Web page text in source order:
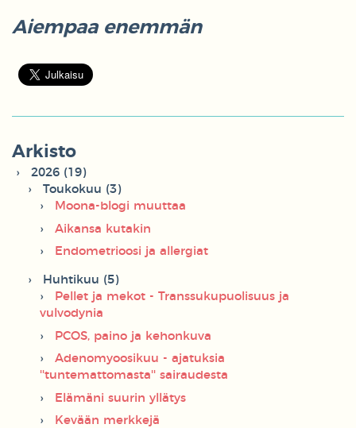
Aiempaa enemmän
Arkisto
2026 (19)
Toukokuu (3)
Moona-blogi muuttaa
Aikansa kutakin
Endometrioosi ja allergiat
Huhtikuu (5)
Pellet ja mekot - Transsukupuolisuus ja
vulvodynia
PCOS, paino ja kehonkuva
Adenomyoosikuu - ajatuksia
''tuntemattomasta'' sairaudesta
Elämäni suurin yllätys
Kevään merkkejä